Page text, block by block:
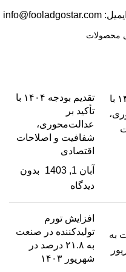
ایمیل: info@fooladgostar.com
تقدیم بودجه ۱۴۰۴ با
تأکید بر
عدالت‌محوری،
شفافیت و اصلاحات
اقتصادی
آبان 1, 1403
بدون
دیدگاه
افزایش تورم
تولیدکننده در صنعت
به ۲۱.۸ درصد در
شهریور ۱۴۰۳